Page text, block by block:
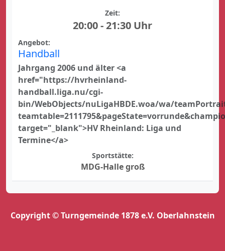
Zeit:
20:00 - 21:30 Uhr
Angebot:
Handball
Jahrgang 2006 und älter <a
href="https://hvrheinland-
handball.liga.nu/cgi-
bin/WebObjects/nuLigaHBDE.woa/wa/
target="_blank">HV Rheinland: Liga und
Termine</a>
Sportstätte:
MDG-Halle groß
Copyright © Turngemeinde 1878 e.V. Oberlahnstein